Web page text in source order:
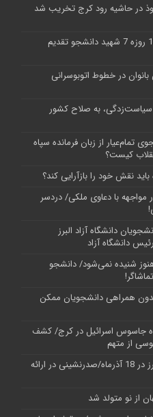
در حاشیه‌ رود کرج تخریب شد
استان البرز در جنگ 12 روزه 7 شهید دانشجو تقدیم
بانوان در خطوط اتوبوسرانی
سیاست‌زدگی، به صلاح کشور
تمام‌عیار از زبان فرمانده سپاه
کیست؟
نقش خود را بازآرایی کند؟
با دعاوی ملکی/ دردسر
دانشگاه آزاد البرز
دانشگاه آز‌اد
شنیده نمی‌شود/ دانشجو
همراهی دانشجویان ممکن
جاسوس اسرائیل در کرج/‌ کشف
از متهم
عناوین روزنامه‌های البرز در ‌18 آذرماه/صدرنشینی در ارائه
از نو متولد شد